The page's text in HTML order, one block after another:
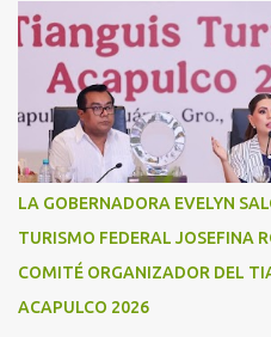
como una fuerza viva de cambio,
con botas, con manos, pero sobre
territorio. Son ustedes la
promesas, la que se juega el
gobernadora Evelyn Salgado
Conmemoración del Sexto
Nacional, en donde también
proximidad social y apoyo en
celebramos seis años de la
LA GOBERNADORA EVELYN
TURISMO FEDERAL JOSEFINA
COMITÉ ORGANIZADOR DEL
ACAPULCO 2026